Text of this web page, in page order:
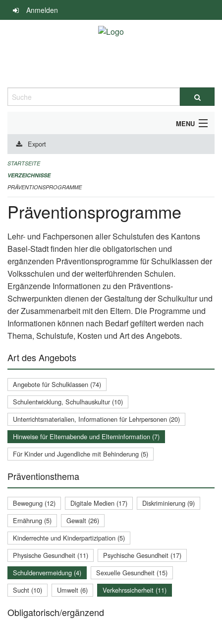
Navigation
überspringen
Anmelden
Suche
MENU
DURCHFÜHRUNG UND FINANZIERUNG
IMPRESSUM
Export
STARTSEITE
VERZEICHNISSE
PRÄVENTIONSPROGRAMME
Präventionsprogramme
Lehr- und Fachpersonen aller Schulstufen des Kantons
Basel-Stadt finden hier die obligatorischen und
ergänzenden Präventionsprogramme für Schulklassen der
Volksschulen und der weiterführenden Schulen.
Ergänzende Informationen zu den Präventions-
Schwerpunkten dienen der Gestaltung der Schulkultur und
der Zusammenarbeit mit den Eltern. Die Programme und
Informationen können nach Bedarf gefiltert werden nach
Thema, Schulstufe, Kosten und Art des Angebots.
Art des Angebots
Angebote für Schulklassen (74)
Schulentwicklung, Schulhauskultur (10)
Unterrichtsmaterialien, Informationen für Lehrpersonen (20)
Hinweise für Elternabende und Elterninformation (7)
Für Kinder und Jugendliche mit Behinderung (5)
Präventionsthema
Bewegung (12) Digitale Medien (17)
Diskriminierung (9)
Ernährung (5)
Gewalt (26)
Kinderrechte und Kinderpartizipation (5)
Physische Gesundheit (11)
Psychische Gesundheit (17)
Schuldenvermeidung (4)
Sexuelle Gesundheit (15)
Sucht (10)
Umwelt (6) Verkehrssicherheit (11)
Obligatorisch/ergänzend